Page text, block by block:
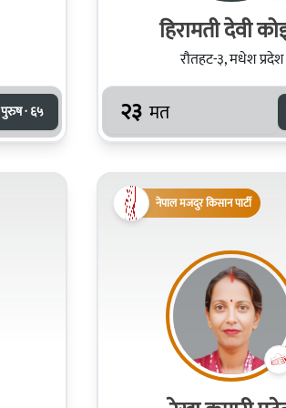
पुरुष · ६५
हिरामती देवी
रौतहट-३, मधेश प्रदेश
२३ मत
नेपाल मजदुर किसान पार्टी